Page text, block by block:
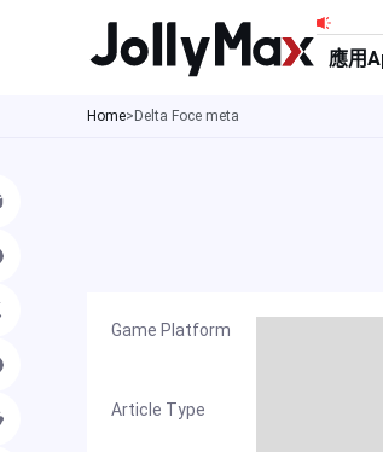
容
應用
Home> Delta Foce meta
Game Platform
Article Type